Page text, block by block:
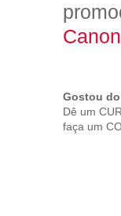
Canon
Gostou
Dê um
faça um